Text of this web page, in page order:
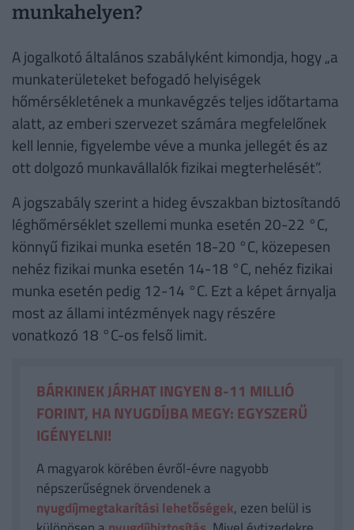
munkahelyen?
A jogalkotó általános szabályként kimondja, hogy „a
munkaterületeket befogadó helyiségek
hőmérsékletének a munkavégzés teljes időtartama
alatt, az emberi szervezet számára megfelelőnek
kell lennie, figyelembe véve a munka jellegét és az
ott dolgozó munkavállalók fizikai megterhelését”.
A jogszabály szerint a hideg évszakban biztosítandó
léghőmérséklet szellemi munka esetén 20-22 °C,
könnyű fizikai munka esetén 18-20 °C, közepesen
nehéz fizikai munka esetén 14-18 °C, nehéz fizikai
munka esetén pedig 12-14 °C. Ezt a képet árnyalja
most az állami intézmények nagy részére
vonatkozó 18 °C-os felső limit.
BÁRKINEK JÁRHAT INGYEN 8-11 MILLIÓ
FORINT, HA NYUGDÍJBA MEGY: EGYSZERŰ
IGÉNYELNI!
A magyarok körében évről-évre nagyobb
népszerűségnek örvendenek a
nyugdíjmegtakarítási lehetőségek, ezen belül is